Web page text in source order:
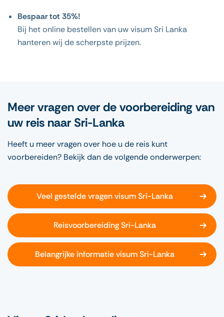
Bespaar tot 35%!
Bij het online bestellen van uw visum Sri Lanka
hanteren wij de scherpste prijzen.
Meer vragen over de voorbereiding van
uw reis naar Sri-Lanka
Heeft u meer vragen over hoe u de reis kunt
voorbereiden? Bekijk dan de volgende onderwerpen:
Veel gestelde vragen visum Sri-Lanka
Reisvoorbereiding Sri-Lanka
Belangrijke informatie visum Sri-Lanka